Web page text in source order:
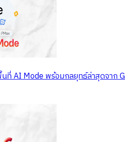
ที่ AI Mode พร้อมกลยุทธ์ล่าสุดจาก